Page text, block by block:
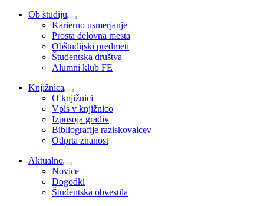
Ob študiju
Karierno usmerjanje
Prosta delovna mesta
Obštudijski predmeti
Študentska društva
Alumni klub FE
Knjižnica
O knjižnici
Vpis v knjižnico
Izposoja gradiv
Bibliografije raziskovalcev
Odprta znanost
Aktualno
Novice
Dogodki
Študentska obvestila